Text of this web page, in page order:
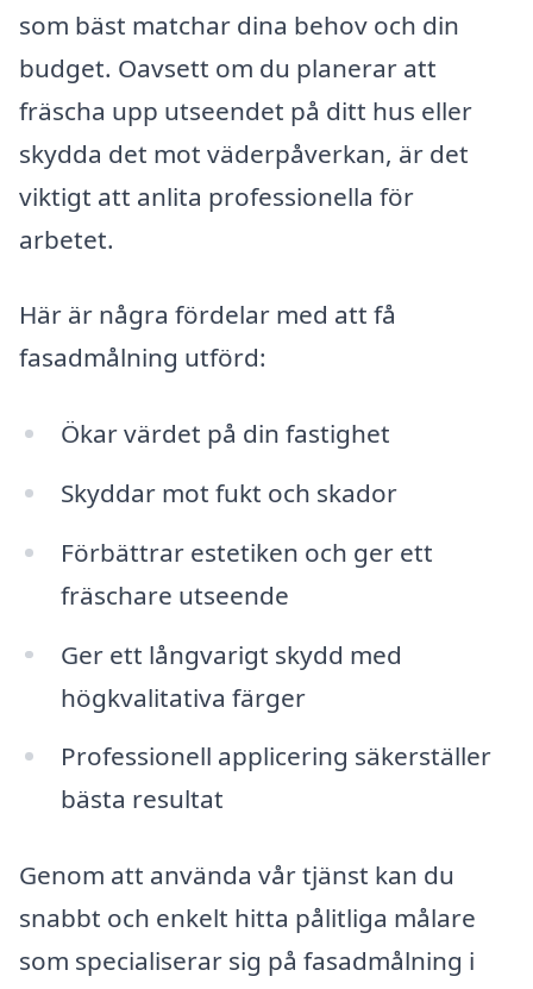
som bäst matchar dina behov och din
budget. Oavsett om du planerar att
fräscha upp utseendet på ditt hus eller
skydda det mot väderpåverkan, är det
viktigt att anlita professionella för
arbetet.
Här är några fördelar med att få
fasadmålning utförd:
Ökar värdet på din fastighet
Skyddar mot fukt och skador
Förbättrar estetiken och ger ett
fräschare utseende
Ger ett långvarigt skydd med
högkvalitativa färger
Professionell applicering säkerställer
bästa resultat
Genom att använda vår tjänst kan du
snabbt och enkelt hitta pålitliga målare
som specialiserar sig på fasadmålning i